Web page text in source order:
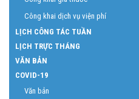
Công khai dịch vụ viện phí
LỊCH CÔNG TÁC TUẦN
LỊCH TRỰC THÁNG
VĂN BẢN
COVID-19
Văn bản